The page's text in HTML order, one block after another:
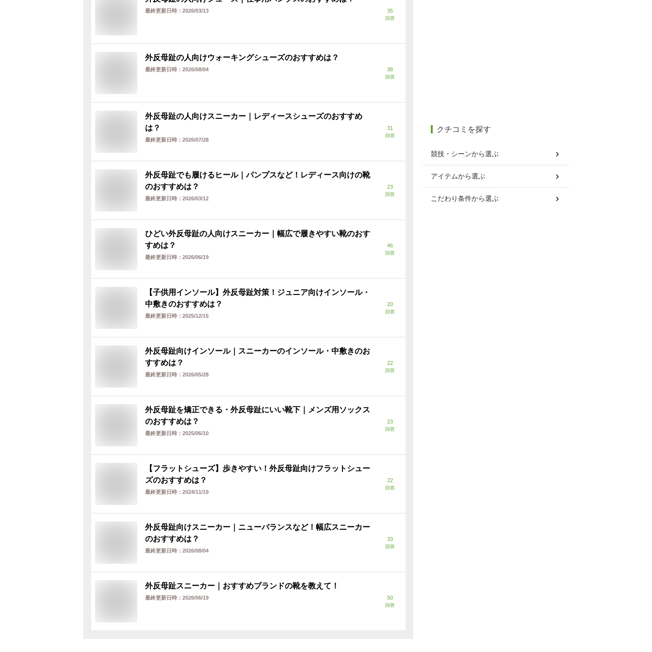
最終更新日時： 2026/03/13 35
回答
外反母趾の人向けウォーキングシューズのおすすめは？
最終更新日時： 2026/08/04 38
回答
外反母趾の人向けスニーカー｜レディースシューズのおすすめ
は？
最終更新日時： 2026/07/28
31
回答
外反母趾でも履けるヒール｜パンプスなど！レディース向けの靴
のおすすめは？
最終更新日時： 2026/03/12
23
回答
ひどい外反母趾の人向けスニーカー｜幅広で履きやすい靴のおす
すめは？
最終更新日時： 2026/06/19
46
回答
【子供用インソール】外反母趾対策！ジュニア向けインソール・
中敷きのおすすめは？
最終更新日時： 2025/12/15
20
回答
外反母趾向けインソール｜スニーカーのインソール・中敷きのお
すすめは？
最終更新日時： 2026/05/28
22
回答
外反母趾を矯正できる・外反母趾にいい靴下｜メンズ用ソックス
のおすすめは？
最終更新日時： 2025/06/10
23
回答
【フラットシューズ】歩きやすい！外反母趾向けフラットシュー
ズのおすすめは？
最終更新日時： 2024/11/19
22
回答
外反母趾向けスニーカー｜ニューバランスなど！幅広スニーカー
のおすすめは？
最終更新日時： 2026/08/04
33
回答
外反母趾スニーカー｜おすすめブランドの靴を教えて！
最終更新日時： 2026/06/19 50
回答
クチコミを探す
競技・シーンから選ぶ
アイテムから選ぶ
こだわり条件から選ぶ